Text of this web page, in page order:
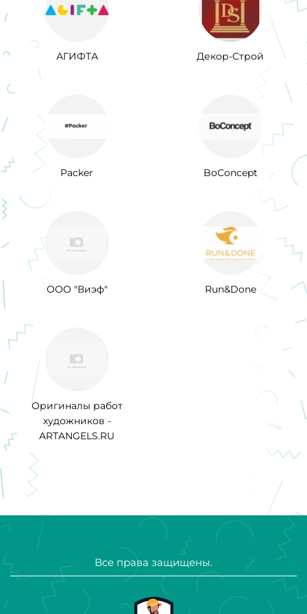
АГИФТА Декор-Строй
Packer BoConcept
ООО "Виэф" Run&Done
Оригиналы работ
художников -
ARTANGELS.RU
Все права защищены.